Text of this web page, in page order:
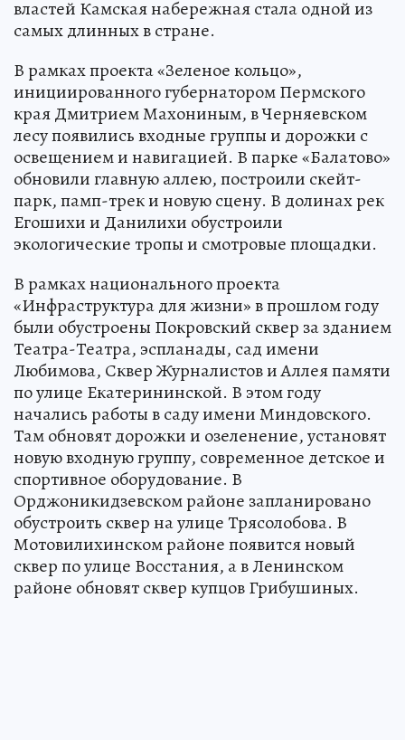
властей Камская набережная стала одной из
самых длинных в стране.
В рамках проекта «Зеленое кольцо»,
инициированного губернатором Пермского
края Дмитрием Махониным, в Черняевском
лесу появились входные группы и дорожки с
освещением и навигацией. В парке «Балатово»
обновили главную аллею, построили скейт-
парк, памп-трек и новую сцену. В долинах рек
Егошихи и Данилихи обустроили
экологические тропы и смотровые площадки.
В рамках национального проекта
«Инфраструктура для жизни» в прошлом году
были обустроены Покровский сквер за зданием
Театра-Театра, эспланады, сад имени
Любимова, Сквер Журналистов и Аллея памяти
по улице Екатерининской. В этом году
начались работы в саду имени Миндовского.
Там обновят дорожки и озеленение, установят
новую входную группу, современное детское и
спортивное оборудование. В
Орджоникидзевском районе запланировано
обустроить сквер на улице Трясолобова. В
Мотовилихинском районе появится новый
сквер по улице Восстания, а в Ленинском
районе обновят сквер купцов Грибушиных.